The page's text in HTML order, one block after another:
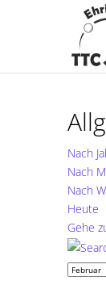
Nach
Nach
Nach
Heute
Gehe